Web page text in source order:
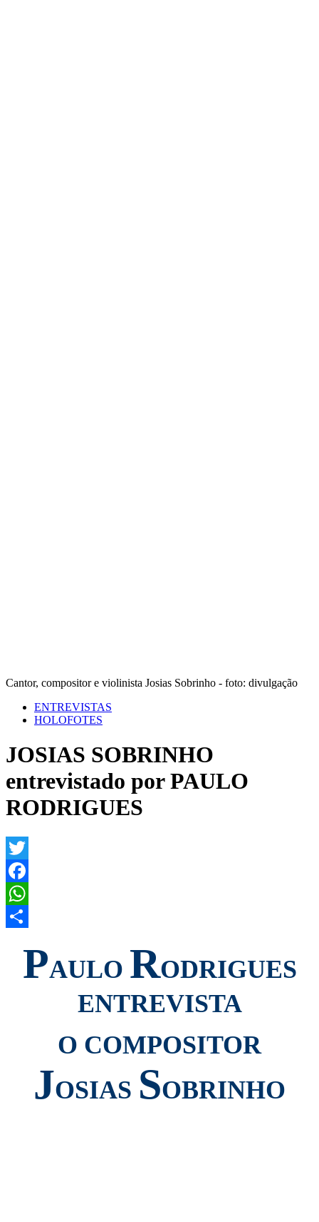
Cantor, compositor e violinista Josias Sobrinho - foto: divulgação
ENTREVISTAS
HOLOFOTES
JOSIAS SOBRINHO
entrevistado por PAULO
RODRIGUES
Twitter
Facebook
WhatsApp
PAULO RODRIGUES
ENTREVISTA
O COMPOSITOR
JOSIAS SOBRINHO